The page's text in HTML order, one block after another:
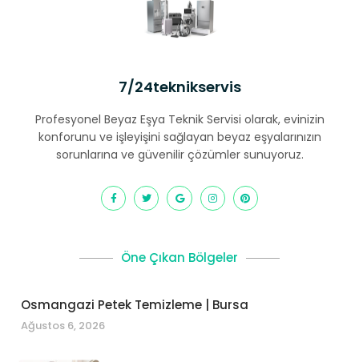
7/24teknikservis
Profesyonel Beyaz Eşya Teknik Servisi olarak, evinizin
konforunu ve işleyişini sağlayan beyaz eşyalarınızın
sorunlarına ve güvenilir çözümler sunuyoruz.
Öne Çıkan Bölgeler
Osmangazi Petek Temizleme | Bursa
Ağustos 6, 2026